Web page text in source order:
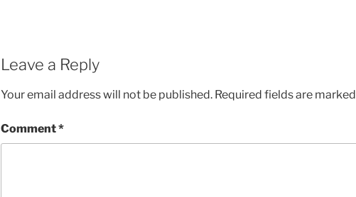
Leave a Reply
Your email address will not be published. Required fields are marked
Comment*